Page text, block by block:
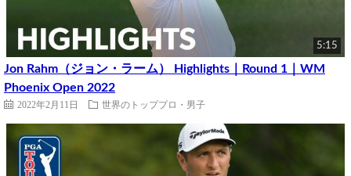
5:15
Jon Rahm（ジョン・ラーム） Highlights｜Round 1｜WM
Phoenix Open 2022
2022年2月11日 世界のトッププロ・男子